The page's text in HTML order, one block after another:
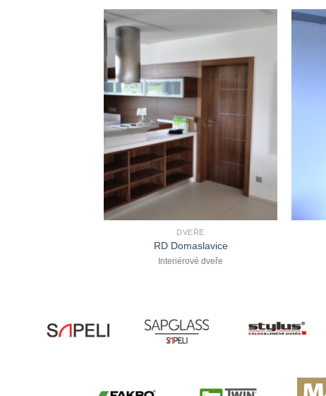
DVEŘE
RD Domaslavice
Interiérové dveře